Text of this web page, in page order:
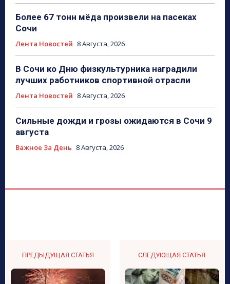
Более 67 тонн мёда произвели на пасеках
Сочи
Лента Новостей 8 Августа, 2026
В Сочи ко Дню физкультурника наградили
лучших работников спортивной отрасли
Лента Новостей 8 Августа, 2026
Сильные дожди и грозы ожидаются в Сочи 9
августа
Важное За День 8 Августа, 2026
ПРЕДЫДУЩАЯ СТАТЬЯ СЛЕДУЮЩАЯ СТАТЬЯ